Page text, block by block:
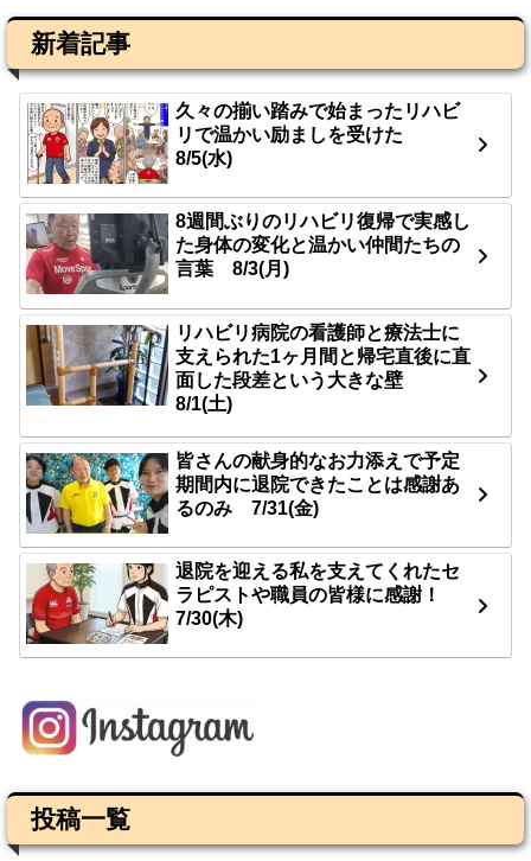
新着記事
久々の揃い踏みで始まったリハビ
リで温かい励ましを受けた
8/5(水)
8週間ぶりのリハビリ復帰で実感し
た身体の変化と温かい仲間たちの
言葉 8/3(月)
リハビリ病院の看護師と療法士に
支えられた1ヶ月間と帰宅直後に直
面した段差という大きな壁
8/1(土)
皆さんの献身的なお力添えで予定
期間内に退院できたことは感謝あ
るのみ 7/31(金)
退院を迎える私を支えてくれたセ
ラピストや職員の皆様に感謝！
7/30(木)
投稿一覧